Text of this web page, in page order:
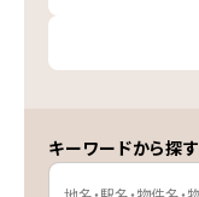
キーワードから探す